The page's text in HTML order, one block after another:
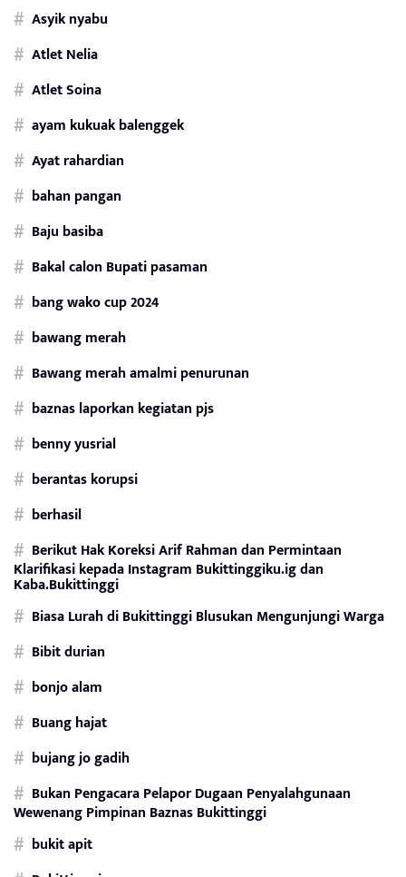
Asyik nyabu
Atlet Nelia
Atlet Soina
ayam kukuak balenggek
Ayat rahardian
bahan pangan
Baju basiba
Bakal calon Bupati pasaman
bang wako cup 2024
bawang merah
Bawang merah amalmi penurunan
baznas laporkan kegiatan pjs
benny yusrial
berantas korupsi
berhasil
Berikut Hak Koreksi Arif Rahman dan Permintaan
Klarifikasi kepada Instagram Bukittinggiku.ig dan
Kaba.Bukittinggi
Biasa Lurah di Bukittinggi Blusukan Mengunjungi Warga
Bibit durian
bonjo alam
Buang hajat
bujang jo gadih
Bukan Pengacara Pelapor Dugaan Penyalahgunaan
Wewenang Pimpinan Baznas Bukittinggi
bukit apit